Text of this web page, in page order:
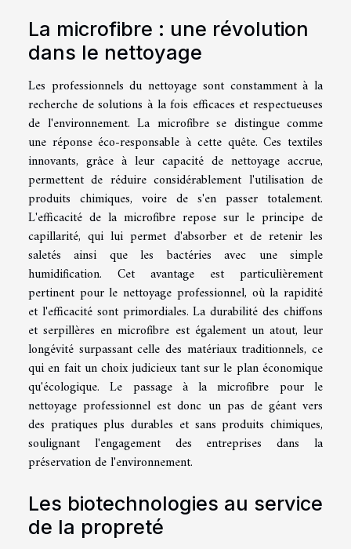
La microfibre : une révolution
dans le nettoyage
Les professionnels du nettoyage sont constamment à la
recherche de solutions à la fois efficaces et respectueuses
de l'environnement. La microfibre se distingue comme
une réponse éco-responsable à cette quête. Ces textiles
innovants, grâce à leur capacité de nettoyage accrue,
permettent de réduire considérablement l'utilisation de
produits chimiques, voire de s'en passer totalement.
L'efficacité de la microfibre repose sur le principe de
capillarité, qui lui permet d'absorber et de retenir les
saletés ainsi que les bactéries avec une simple
humidification. Cet avantage est particulièrement
pertinent pour le nettoyage professionnel, où la rapidité
et l'efficacité sont primordiales. La durabilité des chiffons
et serpillères en microfibre est également un atout, leur
longévité surpassant celle des matériaux traditionnels, ce
qui en fait un choix judicieux tant sur le plan économique
qu'écologique. Le passage à la microfibre pour le
nettoyage professionnel est donc un pas de géant vers
des pratiques plus durables et sans produits chimiques,
soulignant l'engagement des entreprises dans la
préservation de l'environnement.
Les biotechnologies au service
de la propreté